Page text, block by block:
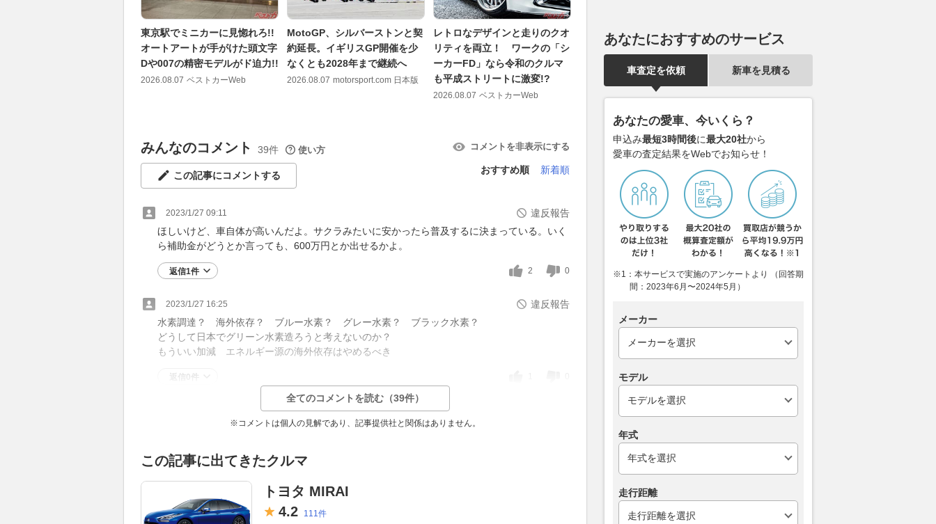
東京駅でミニカーに見惚れろ!!
オートアートが手がけた頭文字
Dや007の精密モデルがド迫力!!
2026.08.07 ベストカーWeb
MotoGP、シルバーストンと契
約延長。イギリスGP開催を少
なくとも2028年まで継続へ
2026.08.07 motorsport.com 日本版
レトロなデザインと走りのクオ
リティを両立！ ワークの「シ
ーカーFD」なら令和のクルマ
も平成ストリートに激変!?
2026.08.07 ベストカーWeb
陸上兵器メーカーが艦艇に本格
参入!? 重火力な「次世代万能
フリゲート」を考案！ 北米に
アピール開始
乗りものニュース
アウディ新型「A6スポーツバ
ック e-tron」で東京から京都
へ 往復1000km級ロングランで
見えた最新EVの実力とは
みんなのコメント 39件 使い方 コメントを非表示にする
この記事にコメントする
おすすめ順 新着順
2023/1/27 09:11
違反報告
ほしいけど、車自体が高いんだよ。サクラみたいに安かったら普及するに決まっている。いく
ら補助金がどうとか言っても、600万円とか出せるかよ。
返信1件 2 0
2023/1/27 16:25
違反報告
水素調達？ 海外依存？ ブルー水素？ グレー水素？ ブラック水素？
どうして日本でグリーン水素造ろうと考えないのか？
もういい加減 エネルギー源の海外依存はやめるべき
返信0件
全てのコメントを読む（39件）
※コメントは個人の見解であり、記事提供社と関係はありません。
この記事に出てきたクルマ
トヨタ MIRAI
4.2
111件
あなたにおすすめのサービス
車査定を依頼 新車を見積る
あなたの愛車、今いくら？
申込み最短3時間後に最大20社から
愛車の査定結果をWebでお知らせ！
※1：本サービスで実施のアンケートより （回答期
間：2023年6月〜2024年5月）
メーカー
モデル
年式
走行距離